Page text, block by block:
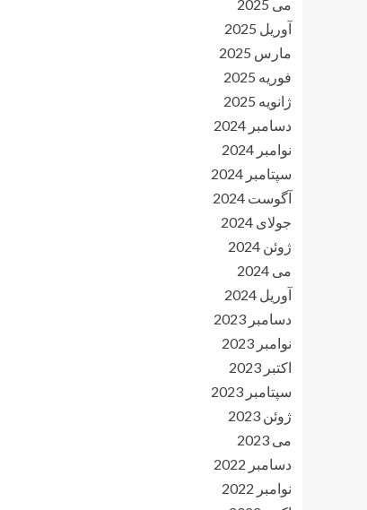
می 2025
آوریل 2025
مارس 2025
فوریه 2025
ژانویه 2025
دسامبر 2024
نوامبر 2024
سپتامبر 2024
آگوست 2024
جولای 2024
ژوئن 2024
می 2024
آوریل 2024
دسامبر 2023
نوامبر 2023
اکتبر 2023
سپتامبر 2023
ژوئن 2023
می 2023
دسامبر 2022
نوامبر 2022